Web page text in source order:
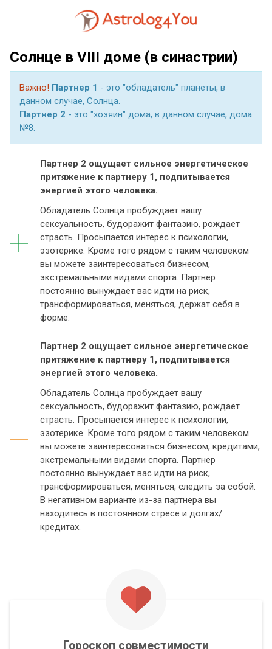
Солнце в VIII доме (в синастрии)
Важно! Партнер 1 - это "обладатель" планеты, в
данном случае, Солнца.
Партнер 2 - это "хозяин" дома, в данном случае, дома
№8.
Партнер 2 ощущает сильное энергетическое
притяжение к партнеру 1, подпитывается
энергией этого человека.
Обладатель Солнца пробуждает вашу
сексуальность, будоражит фантазию, рождает
страсть. Просыпается интерес к психологии,
эзотерике. Кроме того рядом с таким человеком
вы можете заинтересоваться бизнесом,
экстремальными видами спорта. Партнер
постоянно вынуждает вас идти на риск,
трансформироваться, меняться, держат себя в
форме.
Партнер 2 ощущает сильное энергетическое
притяжение к партнеру 1, подпитывается
энергией этого человека.
Обладатель Солнца пробуждает вашу
сексуальность, будоражит фантазию, рождает
страсть. Просыпается интерес к психологии,
эзотерике. Кроме того рядом с таким человеком
вы можете заинтересоваться бизнесом, кредитами,
экстремальными видами спорта. Партнер
постоянно вынуждает вас идти на риск,
трансформироваться, меняться, следить за собой.
В негативном варианте из-за партнера вы
находитесь в постоянном стресе и долгах/
кредитах.
Гороскоп совместимости